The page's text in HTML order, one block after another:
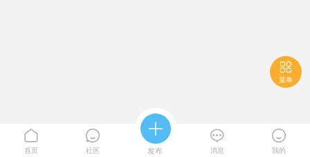

菜单

首页

社区

发布

消息

我的